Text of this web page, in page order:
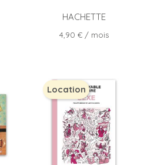
HACHETTE
Prix
4,90 €/ mois
Location